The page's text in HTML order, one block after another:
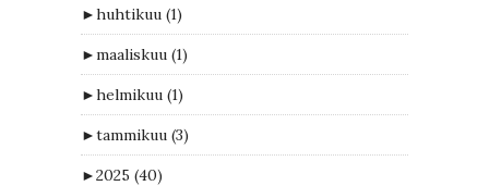
►huhtikuu (1)
►maaliskuu (1)
►helmikuu (1)
►tammikuu (3)
►2025 (40)